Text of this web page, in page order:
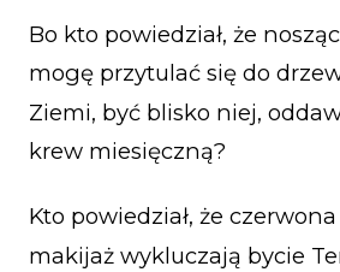
Bo kto powiedział, że
mogę przytulać się do
Ziemi, być blisko niej,
krew miesięczną?
Kto powiedział, że
makijaż wykluczają bycie